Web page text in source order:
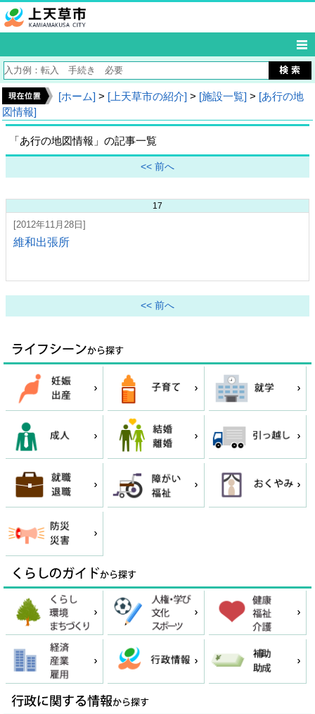
[ホーム] > [上天草市の紹介] > [施設一覧] > [あ行の地
図情報]
「あ行の地図情報」の記事一覧
<< 前へ
17
[2012年11月28日]
維和出張所
<< 前へ